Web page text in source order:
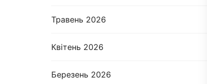
Травень 2026
Квітень 2026
Березень 2026